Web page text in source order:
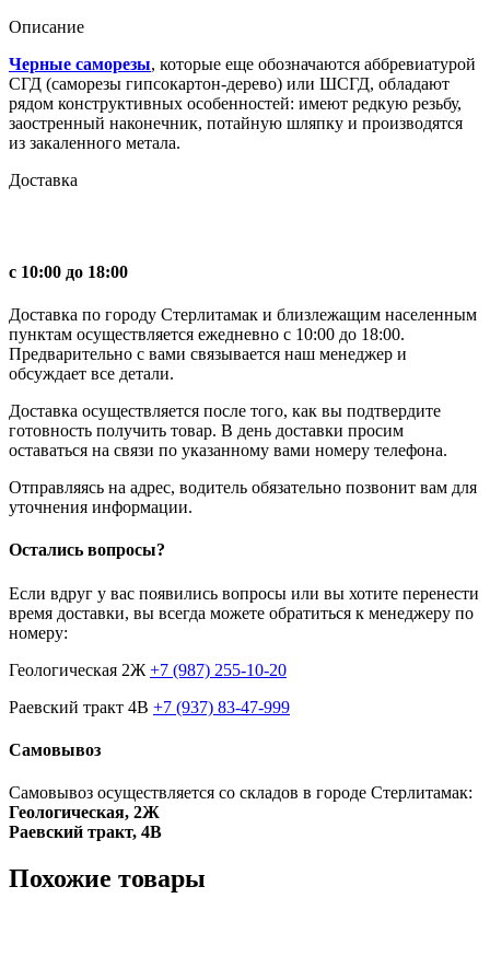
Описание
Черные саморезы, которые еще обозначаются аббревиатурой
СГД (саморезы гипсокартон-дерево) или ШСГД, обладают
рядом конструктивных особенностей: имеют редкую резьбу,
заостренный наконечник, потайную шляпку и производятся
из закаленного метала.
Доставка
с 10:00 до 18:00
Доставка по городу Стерлитамак и близлежащим населенным
пунктам осуществляется ежедневно с 10:00 до 18:00.
Предварительно с вами связывается наш менеджер и
обсуждает все детали.
Доставка осуществляется после того, как вы подтвердите
готовность получить товар. В день доставки просим
оставаться на связи по указанному вами номеру телефона.
Отправляясь на адрес, водитель обязательно позвонит вам для
уточнения информации.
Остались вопросы?
Если вдруг у вас появились вопросы или вы хотите перенести
время доставки, вы всегда можете обратиться к менеджеру по
номеру:
Геологическая 2Ж +7 (987) 255-10-20
Раевский тракт 4В +7 (937) 83-47-999
Самовывоз
Самовывоз осуществляется со складов в городе Стерлитамак:
Геологическая, 2Ж
Раевский тракт, 4В
Похожие товары